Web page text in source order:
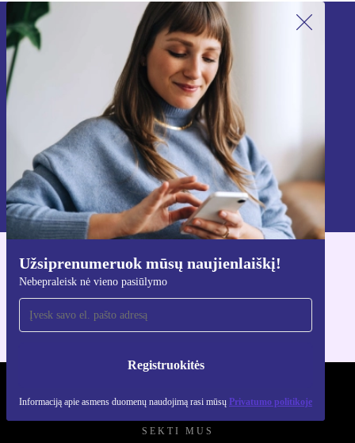
Užsiprenumeruok mūsų naujienlaiškį!
Nebepraleisk nė vieno pasiūlymo
Registruokitės
Informaciją apie asmens duomenų naudojimą rasi mūsų Privatumo politikoje
Užsiprenumeruok mūsų naujienlaiškį!
Nebepraleisk nė vieno pasiūlymo.
Registruokitės
Informaciją apie asmens duomenų naudojimą rasi mūsų
Privatumo politikoje.
Atsisiųsti refurbed programėlę
Skirta iOS ir Android
SEKTI MUS